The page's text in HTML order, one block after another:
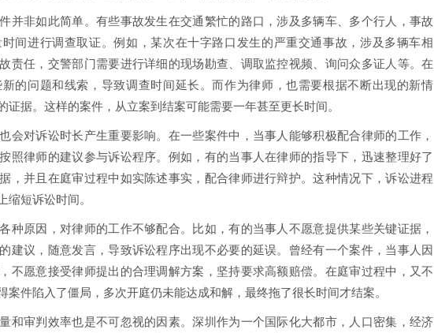
非如此简单。有些事故发生在交通繁忙的路口，涉及多辆车、多个行人，事故
间进行调查取证。例如，某次在十字路口发生的严重交通事故，涉及多辆车相
责任，交警部门需要进行详细的现场勘查、调取监控视频、询问众多证人等。在
的问题和线索，导致调查时间延长。而作为律师，也需要根据不断出现的新情
据。这样的案件，从立案到结案可能需要一年甚至更长时间。
对诉讼时长产生重要影响。在一些案件中，当事人能够积极配合律师的工作，
照律师的建议参与诉讼程序。例如，有的当事人在律师的指导下，迅速整理好了
，并且在庭审过程中如实陈述事实，配合律师进行辩护。这种情况下，诉讼进程
短诉讼时间。
原因，对律师的工作不够配合。比如，有的当事人不愿意提供某些关键证据，
建议，随意发言，导致诉讼程序出现不必要的延误。曾经有一个案件，当事人因
不愿意接受律师提出的合理调解方案，坚持要求高额赔偿。在庭审过程中，又不
件陷入了僵局，多次开庭仍未能达成和解，最终拖了很长时间才结案。
审判效率也是不可忽视的因素。深圳作为一个国际化大都市，人口密集，经济